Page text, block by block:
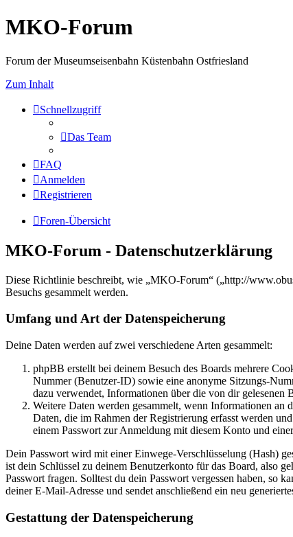
MKO-Forum
Forum der Museumseisenbahn Küstenbahn Ostfriesland
Zum Inhalt
Schnellzugriff
Das Team
FAQ
Anmelden
Registrieren
Foren-Übersicht
MKO-Forum - Datenschutzerklärung
Diese Richtlinie beschreibt, wie „MKO-Forum“ („http://
Besuchs gesammelt werden.
Umfang und Art der Datenspeicherung
Deine Daten werden auf zwei verschiedene Arten gesammelt:
phpBB erstellt bei deinem Besuch des Boards mehrere
Nummer (Benutzer-ID) sowie eine anonyme Sitzungs-
dazu verwendet, Informationen über die von dir gelesenen
Weitere Daten werden gesammelt, wenn Informationen
Daten, die im Rahmen der Registrierung erfasst werden
einem Passwort zur Anmeldung mit diesem Konto und
Dein Passwort wird mit einer Einwege-Verschlüsselung (Hash)
ist dein Schlüssel zu deinem Benutzerkonto für das Board, also
Passwort fragen. Solltest du dein Passwort vergessen haben, so
deiner E-Mail-Adresse und sendet anschließend ein neu
Gestattung der Datenspeicherung